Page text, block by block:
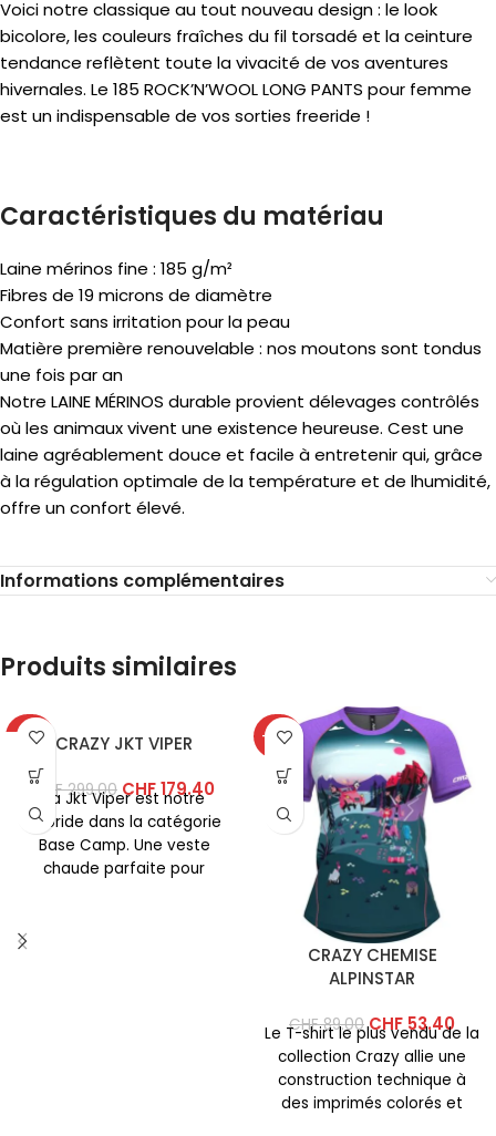
Voici notre classique au tout nouveau design : le look
bicolore, les couleurs fraîches du fil torsadé et la ceinture
tendance reflètent toute la vivacité de vos aventures
hivernales. Le 185 ROCK’N’WOOL LONG PANTS pour femme
est un indispensable de vos sorties freeride !
Caractéristiques du matériau
Laine mérinos fine : 185 g/m²
Fibres de 19 microns de diamètre
Confort sans irritation pour la peau
Matière première renouvelable : nos moutons sont tondus
une fois par an
Notre LAINE MÉRINOS durable provient délevages contrôlés
où les animaux vivent une existence heureuse. Cest une
laine agréablement douce et facile à entretenir qui, grâce
à la régulation optimale de la température et de lhumidité,
offre un confort élevé.
Informations complémentaires
Produits similaires
-40% CRAZY JKT VIPER
CHF299.00 CHF179.40
La Jkt Viper est notre
hybride dans la catégorie
Base Camp. Une veste
chaude parfaite pour
-40%
CRAZY CHEMISE
ALPINSTAR
CHF89.00 CHF53.40
Le T-shirt le plus vendu de la
collection Crazy allie une
construction technique à
des imprimés colorés et